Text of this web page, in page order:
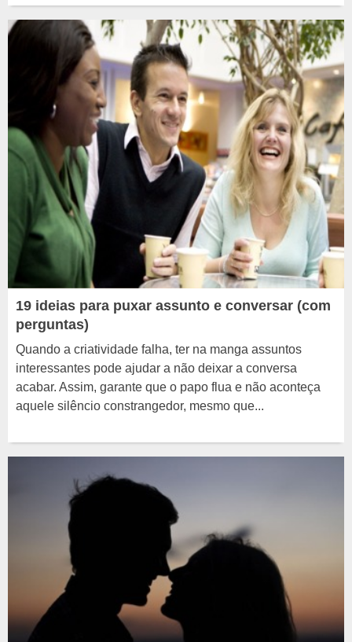
19 ideias para puxar assunto e conversar (com
perguntas)
Quando a criatividade falha, ter na manga assuntos
interessantes pode ajudar a não deixar a conversa
acabar. Assim, garante que o papo flua e não aconteça
aquele silêncio constrangedor, mesmo que...